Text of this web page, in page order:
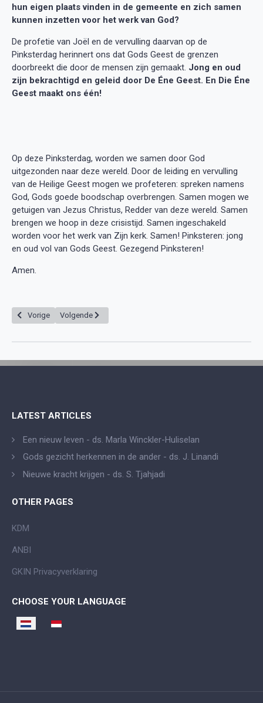
hun eigen plaats vinden in de gemeente en zich samen
kunnen inzetten voor het werk van God?
De profetie van Joël en de vervulling daarvan op de
Pinksterdag herinnert ons dat Gods Geest de grenzen
doorbreekt die door de mensen zijn gemaakt. Jong en oud
zijn bekrachtigd en geleid door De Éne Geest. En Die Éne
Geest maakt ons één!
Op deze Pinksterdag, worden we samen door God
uitgezonden naar deze wereld. Door de leiding en vervulling
van de Heilige Geest mogen we profeteren: spreken namens
God, Gods goede boodschap overbrengen. Samen mogen we
getuigen van Jezus Christus, Redder van deze wereld. Samen
brengen we hoop in deze crisistijd. Samen ingeschakeld
worden voor het werk van Zijn kerk. Samen! Pinksteren: jong
en oud vol van Gods Geest. Gezegend Pinksteren!
Amen.
Vorig artikel: Uitnodiging om te leven met God de Drie-enige
Vorige Volgende artikel: Dicht bij de Heer - ds. S. Tjahjadi
Volgende
LATEST ARTICLES
Een nieuw leven - ds. Marla Winckler-Huliselan
Gods gezicht herkennen in de ander - ds. J. Linandi
Nieuwe kracht krijgen - ds. S. Tjahjadi
OTHER PAGES
KDM
ANBI
GKIN Privacyverklaring
CHOOSE YOUR LANGUAGE
Selecteer de taal